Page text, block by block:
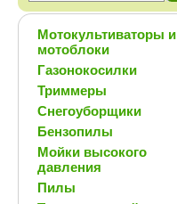
Мотокультиваторы и
мотоблоки
Газонокосилки
Триммеры
Снегоуборщики
Бензопилы
Мойки высокого
давления
Пилы